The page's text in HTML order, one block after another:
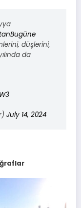
düşlerini,
da
July 14, 2024